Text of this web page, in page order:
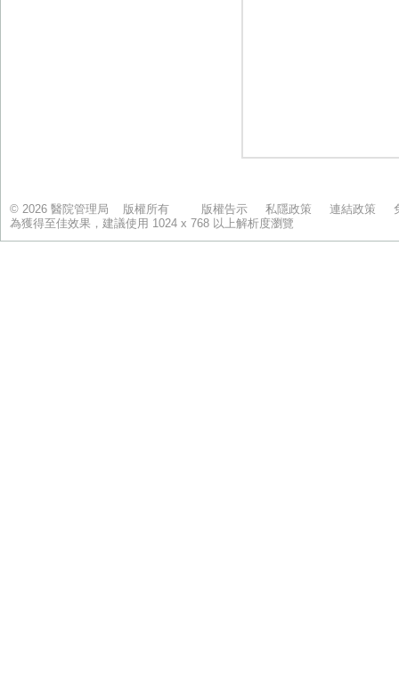
© 2026 醫院管理局 版權所有 版權告示 私隱政策 連結政策
為獲得至佳效果，建議使用 1024 x 768 以上解析度瀏覽